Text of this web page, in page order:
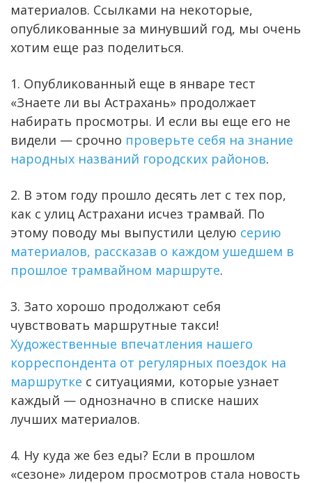
материалов. Ссылками на некоторые,
опубликованные за минувший год, мы очень
хотим еще раз поделиться.
1. Опубликованный еще в январе тест
«Знаете ли вы Астрахань» продолжает
набирать просмотры. И если вы еще его не
видели — срочно проверьте себя на знание
народных названий городских районов.
2. В этом году прошло десять лет с тех пор,
как с улиц Астрахани исчез трамвай. По
этому поводу мы выпустили целую серию
материалов, рассказав о каждом ушедшем в
прошлое трамвайном маршруте.
3. Зато хорошо продолжают себя
чувствовать маршрутные такси!
Художественные впечатления нашего
корреспондента от регулярных поездок на
маршрутке с ситуациями, которые узнает
каждый — однозначно в списке наших
лучших материалов.
4. Ну куда же без еды? Если в прошлом
«сезоне» лидером просмотров стала новость